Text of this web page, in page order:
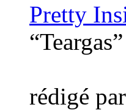
Pretty
“Teargas”
rédigé par